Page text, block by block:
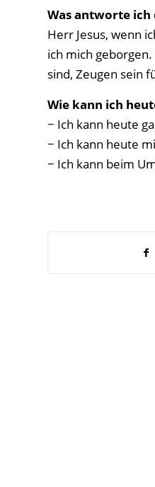
Was antworte ich
Herr Jesus, wenn
ich mich
sind, Zeugen sein
Wie kann ich
− Ich kann heute
− Ich kann heute
− Ich kann beim